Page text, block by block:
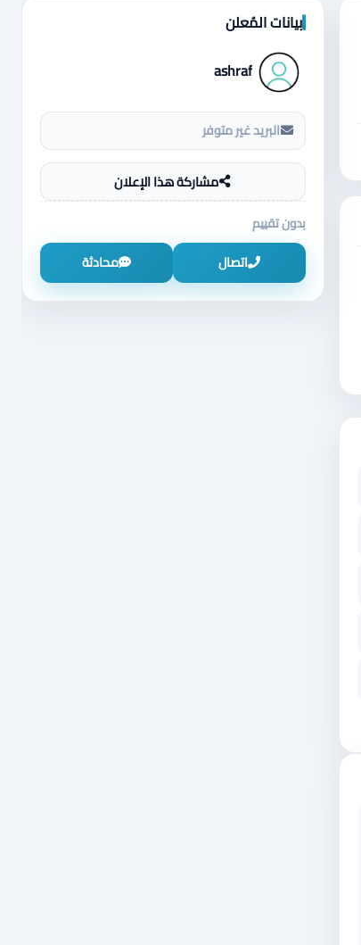
بيانات المُعلن
ashraf
البريد غير متوفر
مشاركة هذا الإعلان
بدون تقييم
اتصال
محادثة